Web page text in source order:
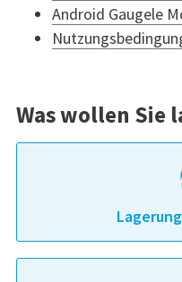
Android Gaugele
Was wollen Sie